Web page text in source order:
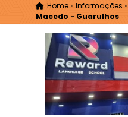
Home» Informações »
Macedo - Guarulhos